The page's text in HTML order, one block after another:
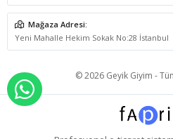
Mağaza Adresi:
Yeni Mahalle Hekim Sokak No:28 İstanbul
© 2026 Geyik Giyim -